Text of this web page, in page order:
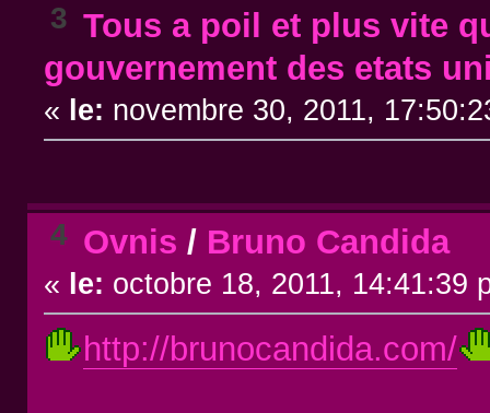
3 Tous a poil et plus vite
gouvernement des etats
« le: novembre 30, 2011,
4 Ovnis / Bruno Candida
« le: octobre 18, 2011, 14:41:39
http://brunocandida.com/